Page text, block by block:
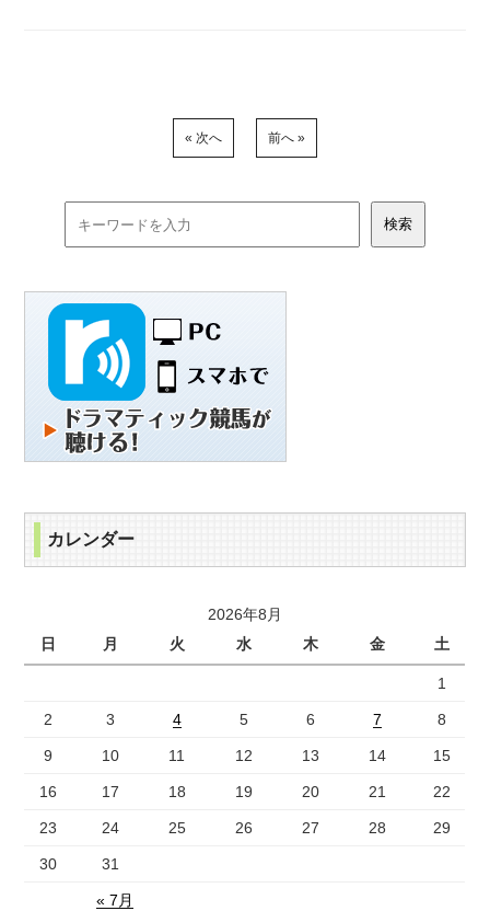
« 次へ 前へ »
カレンダー
2026年8月
日
月 火 水 木 金 土
« 7月
1
2 3 4 5 6 7 8
9 10 11 12 13 14 15
16 17 18 19 20 21 22
23 24 25 26 27 28 29
30 31